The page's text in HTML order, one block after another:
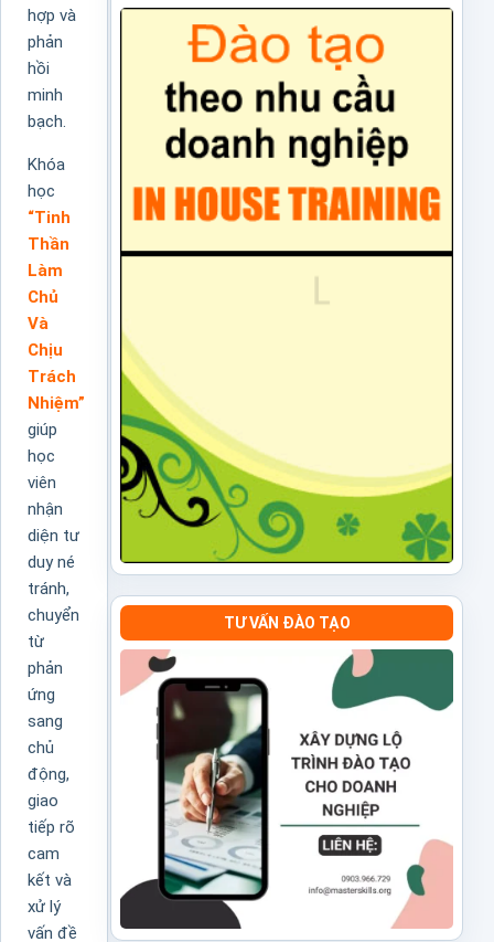
hợp và
phản
hồi
minh
bạch.
Khóa
học
“Tinh
Thần
Làm
Chủ
Và
Chịu
Trách
Nhiệm”
giúp
học
viên
nhận
diện tư
duy né
tránh,
chuyển
từ
phản
ứng
sang
chủ
động,
giao
tiếp rõ
cam
kết và
xử lý
vấn đề
TƯ VẤN ĐÀO TẠO